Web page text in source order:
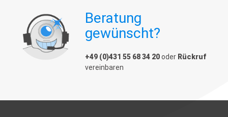
Beratung
gewünscht?
+49 (0)431 55 68 34 20oder Rückruf
vereinbaren